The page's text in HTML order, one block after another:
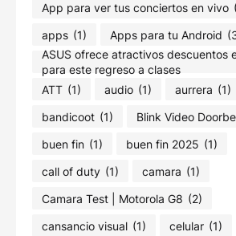
App para ver tus conciertos en vivo
apps (1) Apps para tu Android
ASUS ofrece atractivos descuentos
para este regreso a clases
ATT (1) audio (1) aurrera (1)
bandicoot (1) Blink Video
buen fin (1) buen fin 2025 (1)
call of duty (1) camara (1)
Camara Test | Motorola G8 (2)
cansancio visual (1) celular (1)